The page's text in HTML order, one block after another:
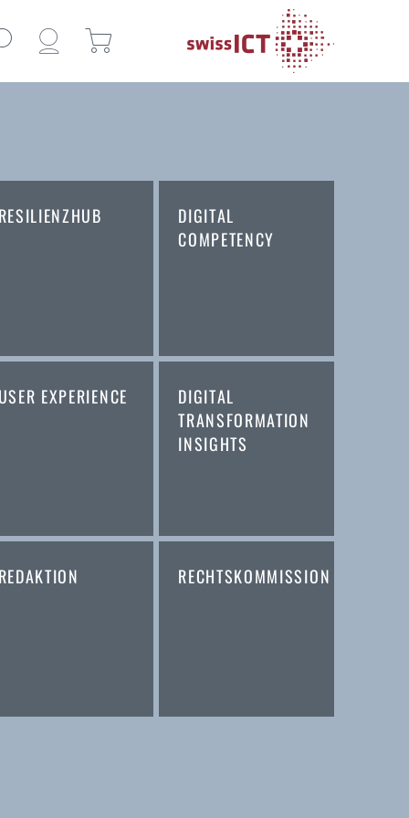
DIGITAL
COMPETENCY
EXPERIENCE
DIGITAL
TRANSFORMATION
INSIGHTS
RECHTSKOMMISSION